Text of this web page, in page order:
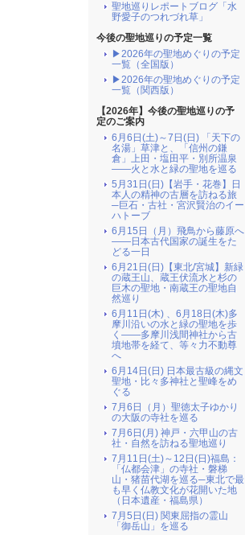
聖地巡りレポートブログ「水
野愛子のつれづれ草」
今後の聖地巡りの予定一覧
▶2026年の聖地めぐりの予定
一覧（全国版）
▶2026年の聖地めぐりの予定
一覧（関西版）
【2026年】今後の聖地巡りの予
定のご案内
6月6日(土)～7日(日) 「天下の
名湯」草津と、「信州の鎌
倉」上田・塩田平・別所温泉
――火と水と緑の聖地を巡る
5月31日(日)【岩手・花巻】日
本人の精神の古層を訪ねる旅
─巨石・古社・宮沢賢治のイー
ハトーブ
6月15日（月）飛鳥から藤原へ
――日本古代国家の誕生をた
どる一日
6月21日(日)【東北/宮城】新緑
の蔵王山、蔵王伏流水と杉の
巨木の聖地・南蔵王の聖地自
然巡り
6月11日(木) 、6月18日(木)多
摩川沿いの水と緑の聖地を歩
く――多摩川浅間神社から古
墳地帯を経て、等々力不動尊
へ
6月14日(日) 日本最古級の縄文
聖地・比々多神社と聖峰をめ
ぐる
7月6日（月）聖徳太子ゆかり
の大阪の寺社を巡る
7月6日(月) 神戸・六甲山の古
社・自然を訪ねる聖地巡り
7月11日(土)～12日(日)福島：
「仏都会津」の寺社・磐梯
山・猪苗代湖を巡る─東北で最
も早く仏教文化が花開いた地
（日本遺産・福島県）
7月5日(日) 関東屈指の霊山
「御岳山」を巡る